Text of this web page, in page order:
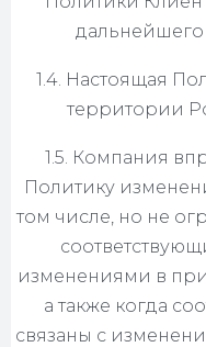
дальнейшего
1.4. Настоящая
территории
1.5. Компания
Политику
том числе, но не
изменениями в
а также когда
связаны с